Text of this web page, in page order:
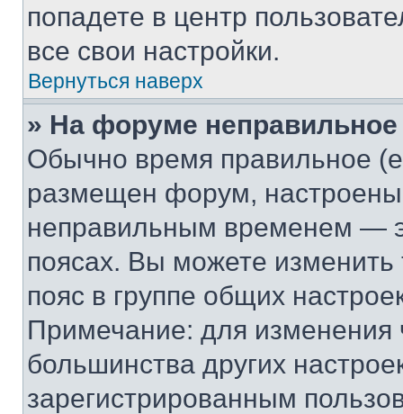
попадете в центр
все свои настройки.
Вернуться наверх
» На форуме
Обычно время правильное
размещен форум, настроены
неправильным временем —
поясах. Вы можете изменить
пояс в группе общих
Примечание: для изменения
большинства других
зарегистрированным